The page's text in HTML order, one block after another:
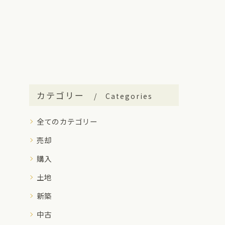
カテゴリー Categories
全てのカテゴリー
売却
購入
土地
新築
中古